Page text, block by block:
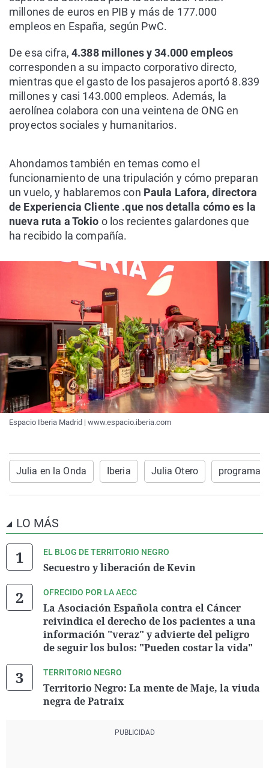
millones de euros en PIB y más de 177.000
empleos en España, según PwC.
De esa cifra, 4.388 millones y 34.000 empleos
corresponden a su impacto corporativo directo,
mientras que el gasto de los pasajeros aportó 8.839
millones y casi 143.000 empleos. Además, la
aerolínea colabora con una veintena de ONG en
proyectos sociales y humanitarios.
Ahondamos también en temas como el
funcionamiento de una tripulación y cómo preparan
un vuelo, y hablaremos con Paula Lafora, directora
de Experiencia Cliente .que nos detalla cómo es la
nueva ruta a Tokio o los recientes galardones que
ha recibido la compañía.
Espacio Iberia Madrid | www.espacio.iberia.com
Julia en la Onda Iberia Julia Otero programa
LO MÁS
EL BLOG DE TERRITORIO NEGRO
Secuestro y liberación de Kevin
OFRECIDO POR LA AECC
La Asociación Española contra el Cáncer
reivindica el derecho de los pacientes a una
información "veraz" y advierte del peligro
de seguir los bulos: "Pueden costar la vida"
TERRITORIO NEGRO
Territorio Negro: La mente de Maje, la viuda
negra de Patraix